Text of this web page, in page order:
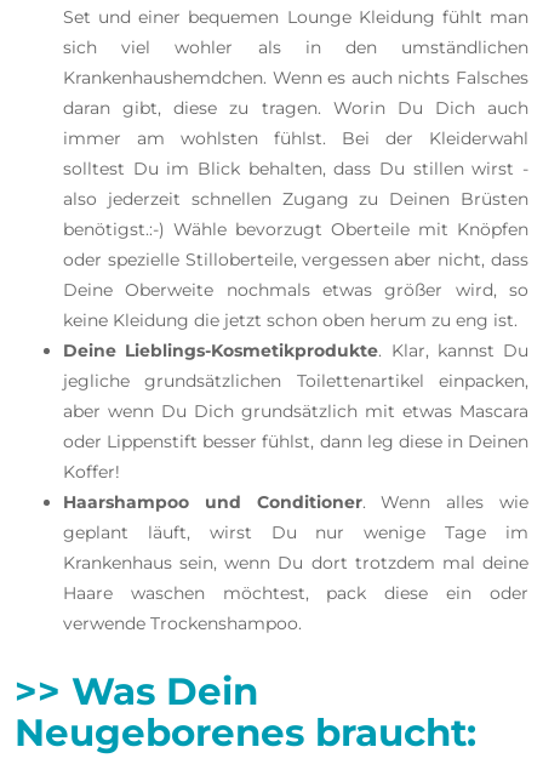
Set und einer bequemen Lounge Kleidung fühlt man
sich viel wohler als in den umständlichen
Krankenhaushemdchen. Wenn es auch nichts Falsches
daran gibt, diese zu tragen. Worin Du Dich auch
immer am wohlsten fühlst. Bei der Kleiderwahl
solltest Du im Blick behalten, dass Du stillen wirst -
also jederzeit schnellen Zugang zu Deinen Brüsten
benötigst.:-) Wähle bevorzugt Oberteile mit Knöpfen
oder spezielle Stilloberteile, vergessen aber nicht, dass
Deine Oberweite nochmals etwas größer wird, so
keine Kleidung die jetzt schon oben herum zu eng ist.
Deine Lieblings-Kosmetikprodukte. Klar, kannst Du
jegliche grundsätzlichen Toilettenartikel einpacken,
aber wenn Du Dich grundsätzlich mit etwas Mascara
oder Lippenstift besser fühlst, dann leg diese in Deinen
Koffer!
Haarshampoo und Conditioner. Wenn alles wie
geplant läuft, wirst Du nur wenige Tage im
Krankenhaus sein, wenn Du dort trotzdem mal deine
Haare waschen möchtest, pack diese ein oder
verwende Trockenshampoo.
>> Was Dein
Neugeborenes braucht: